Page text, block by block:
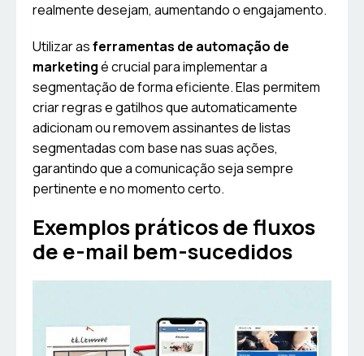
realmente desejam, aumentando o engajamento.
Utilizar asferramentas de automação de
marketingé crucial para implementar a
segmentação de forma eficiente. Elas permitem
criar regras e gatilhos que automaticamente
adicionam ou removem assinantes de listas
segmentadas com base nas suas ações,
garantindo que a comunicação seja sempre
pertinente e no momento certo.
Exemplos práticos de fluxos
de e-mail bem-sucedidos